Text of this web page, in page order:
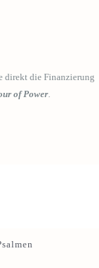
direkt die Finanzierung
of Power